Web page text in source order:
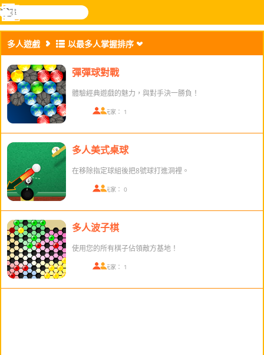
樂和遊
搜
尋
登入
功
能
多人遊戲 以最多人掌握排序
彈彈球對戰
體驗經典遊戲的魅力，與對手決一勝負！
在線玩家： 1
多人美式桌球
在移除指定球組後把8號球打進洞裡。
在線玩家： 0
多人波子棋
使用您的所有棋子佔領敵方基地！
在線玩家： 1